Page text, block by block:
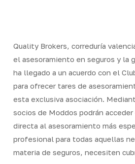
contentQuality Brokers, correduría
el asesoramiento en seguros y la
ha llegado a un acuerdo con el
para ofrecer tares de
esta exclusiva asociación.
socios de Moddos podrán
directa al asesoramiento más
profesional para todas aquellas
materia de seguros, necesiten